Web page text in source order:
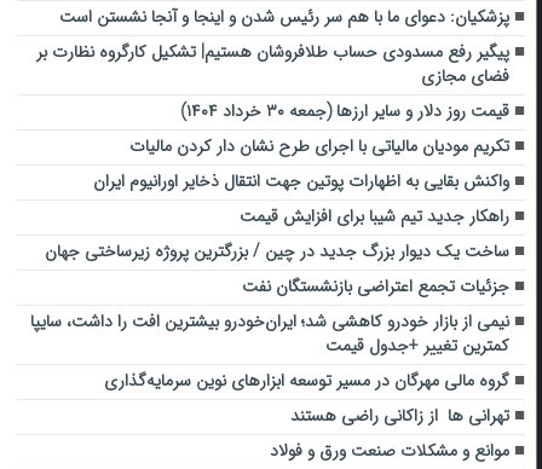
پزشکیان: دعوای ما با هم سر رئیس شدن و اینجا و آنجا نشستن است
پیگیر رفع مسدودی حساب‌ طلافروشان هستیم| تشکیل کارگروه نظارت بر
فضای مجازی
قیمت روز دلار و سایر ارزها (جمعه ۳۰ خرداد ۱۴۰۴)
تکریم مودیان مالیاتی با اجرای طرح نشان دار کردن مالیات
واکنش بقایی به اظهارات پوتین جهت انتقال ذخایر اورانیوم ایران
راهکار جدید تیم شیبا برای افزایش قیمت
ساخت یک دیوار بزرگ جدید در چین / بزرگترین پروژه زیرساختی جهان
جزئیات تجمع اعتراضی بازنشستگان نفت
نیمی از بازار خودرو کاهشی شد؛ ایران‌خودرو بیشترین افت را داشت، سایپا
کمترین تغییر +جدول قیمت
گروه مالی مهرگان در مسیر توسعه ابزارهای نوین سرمایه‌گذاری
تهرانی ها از زاکانی راضی هستند
موانع و مشکلات صنعت ورق و فولاد